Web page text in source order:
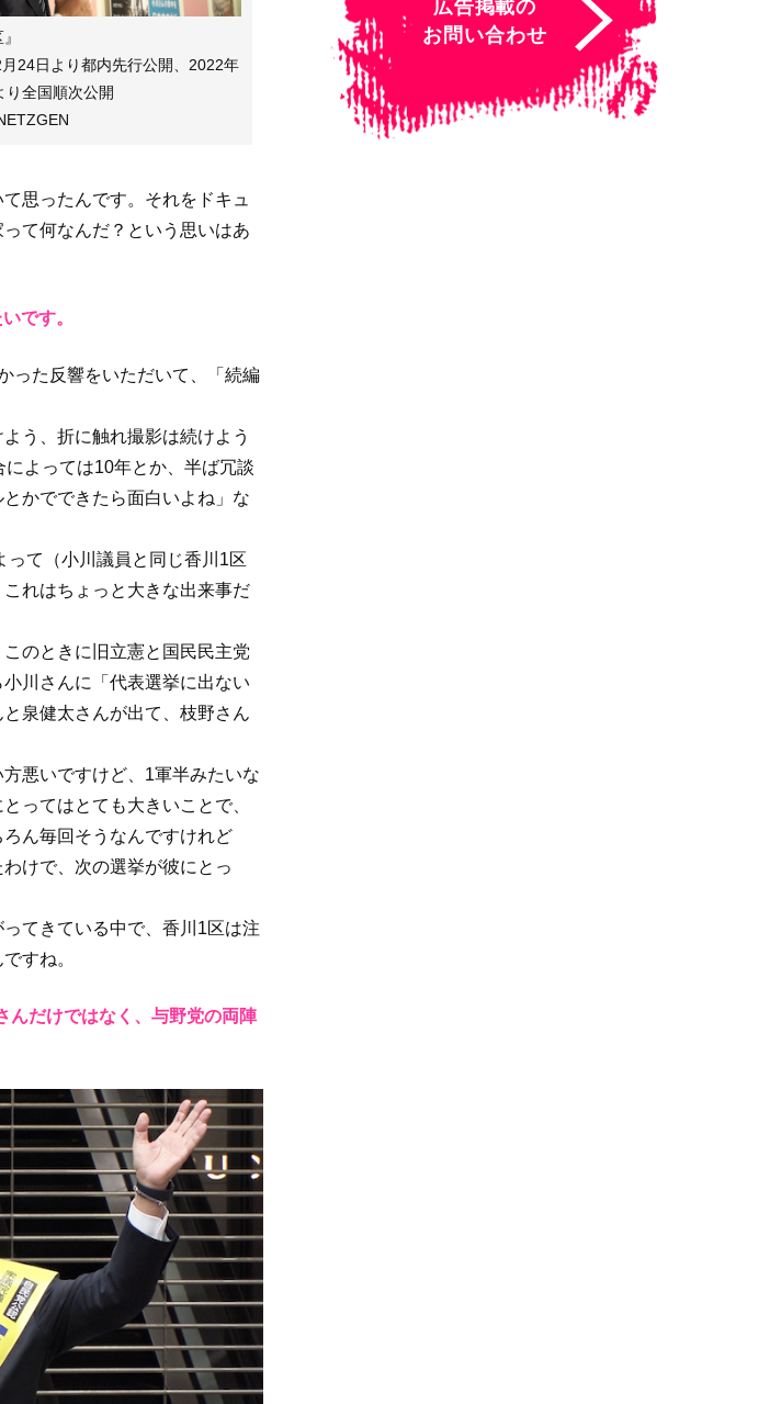
24日より都内先行公開、2022年
り全国順次公開
思ったんです。それをドキュ
て何なんだ？という思いはあ
です。
った反響をいただいて、「続編
う、折に触れ撮影は続けよう
よっては10年とか、半ば冗談
かでできたら面白いよね」な
て（小川議員と同じ香川1区
れはちょっと大きな出来事だ
のときに旧立憲と国民民主党
川さんに「代表選挙に出ない
泉健太さんが出て、枝野さん
悪いですけど、1軍半みたいな
ってはとても大きいことで、
ん毎回そうなんですけれど
けで、次の選挙が彼にとっ
てきている中で、香川1区は注
すね。
んだけではなく、与野党の両陣
広告掲載の
お問い合わせ